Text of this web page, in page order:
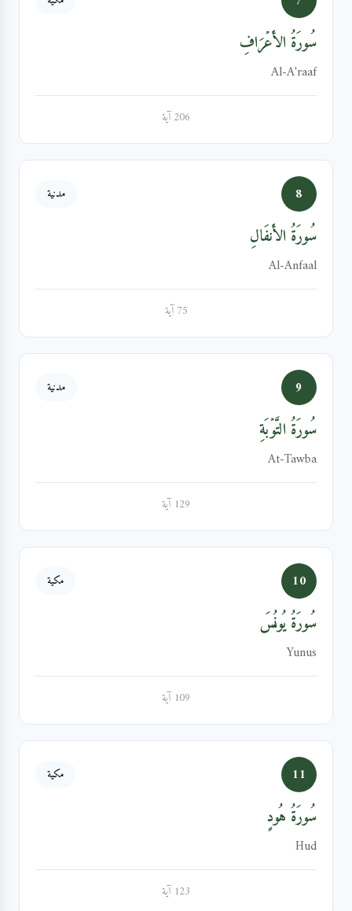
سُورَةُ الأَعۡرَافِ
Al-A'raaf
206 آية
8 مدنية
سُورَةُ الأَنفَالِ
Al-Anfaal
75 آية
9 مدنية
سُورَةُ التَّوۡبَةِ
At-Tawba
129 آية
10 مكية
سُورَةُ يُونُسَ
Yunus
109 آية
11 مكية
سُورَةُ هُودٍ
Hud
123 آية